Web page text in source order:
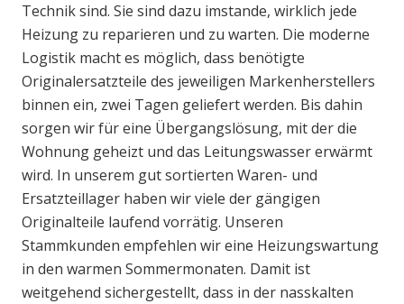
Technik sind. Sie sind dazu imstande, wirklich jede
Heizung zu reparieren und zu warten. Die moderne
Logistik macht es möglich, dass benötigte
Originalersatzteile des jeweiligen Markenherstellers
binnen ein, zwei Tagen geliefert werden. Bis dahin
sorgen wir für eine Übergangslösung, mit der die
Wohnung geheizt und das Leitungswasser erwärmt
wird. In unserem gut sortierten Waren- und
Ersatzteillager haben wir viele der gängigen
Originalteile laufend vorrätig. Unseren
Stammkunden empfehlen wir eine Heizungswartung
in den warmen Sommermonaten. Damit ist
weitgehend sichergestellt, dass in der nasskalten